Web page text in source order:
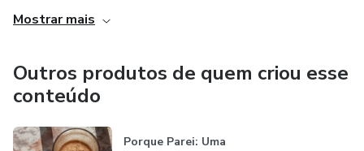
Mostrar mais
Outros produtos de quem criou esse
conteúdo
Porque Parei: Uma